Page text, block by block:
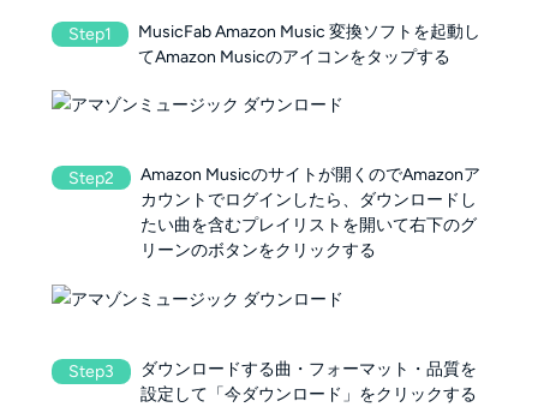
Step1
MusicFab Amazon Music 変換ソフトを起動し
てAmazon Musicのアイコンをタップする
Step2
Amazon Musicのサイトが開くのでAmazonア
カウントでログインしたら、ダウンロードし
たい曲を含むプレイリストを開いて右下のグ
リーンのボタンをクリックする
Step3
ダウンロードする曲・フォーマット・品質を
設定して「今ダウンロード」をクリックする